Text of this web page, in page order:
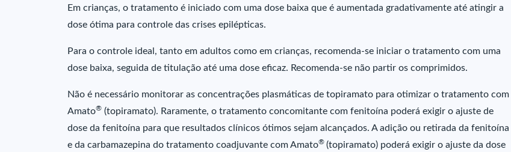
Em crianças, o tratamento é iniciado com uma dose baixa que é aumentada gradativamente até atingir a
dose ótima para controle das crises epilépticas.
Para o controle ideal, tanto em adultos como em crianças, recomenda-se iniciar o tratamento com uma
dose baixa, seguida de titulação até uma dose eficaz. Recomenda-se não partir os comprimidos.
Não é necessário monitorar as concentrações plasmáticas de topiramato para otimizar o tratamento com
Amato® (topiramato). Raramente, o tratamento concomitante com fenitoína poderá exigir o ajuste de
dose da fenitoína para que resultados clínicos ótimos sejam alcançados. A adição ou retirada da fenitoína
e da carbamazepina do tratamento coadjuvante com Amato® (topiramato) poderá exigir o ajuste da dose